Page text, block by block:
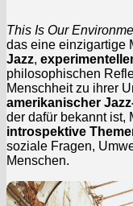
This Is Our
das eine einzigartige
Jazz,
philosophischen
Menschheit zu ihrer
amerikanischer
der dafür bekannt ist,
introspektive
soziale Fragen,
Menschen.